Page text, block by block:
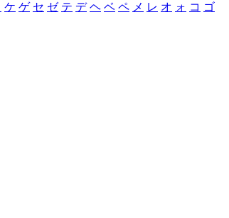
ケ ゲ セ ゼ テ デ ヘ ベ ペ メ レ オ ォ コ ゴ